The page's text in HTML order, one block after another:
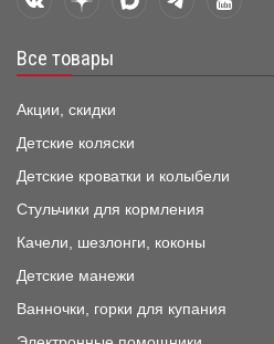
Все товары
Акции, скидки
Детские коляски
Детские кроватки и колыбели
Стульчики для кормления
Качели, шезлонги, коконы
Детские манежи
Ванночки, горки для купания